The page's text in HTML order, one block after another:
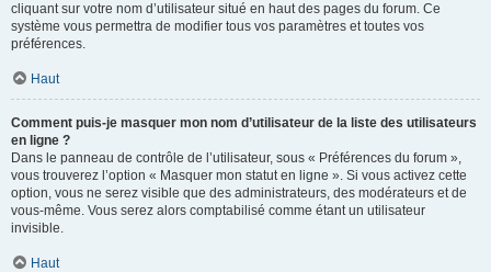
cliquant sur votre nom d’utilisateur situé en haut des pages du forum. Ce
système vous permettra de modifier tous vos paramètres et toutes vos
préférences.
Haut
Comment puis-je masquer mon nom d’utilisateur de la liste des utilisateurs
en ligne ?
Dans le panneau de contrôle de l’utilisateur, sous « Préférences du forum »,
vous trouverez l’option « Masquer mon statut en ligne ». Si vous activez cette
option, vous ne serez visible que des administrateurs, des modérateurs et de
vous-même. Vous serez alors comptabilisé comme étant un utilisateur
invisible.
Haut